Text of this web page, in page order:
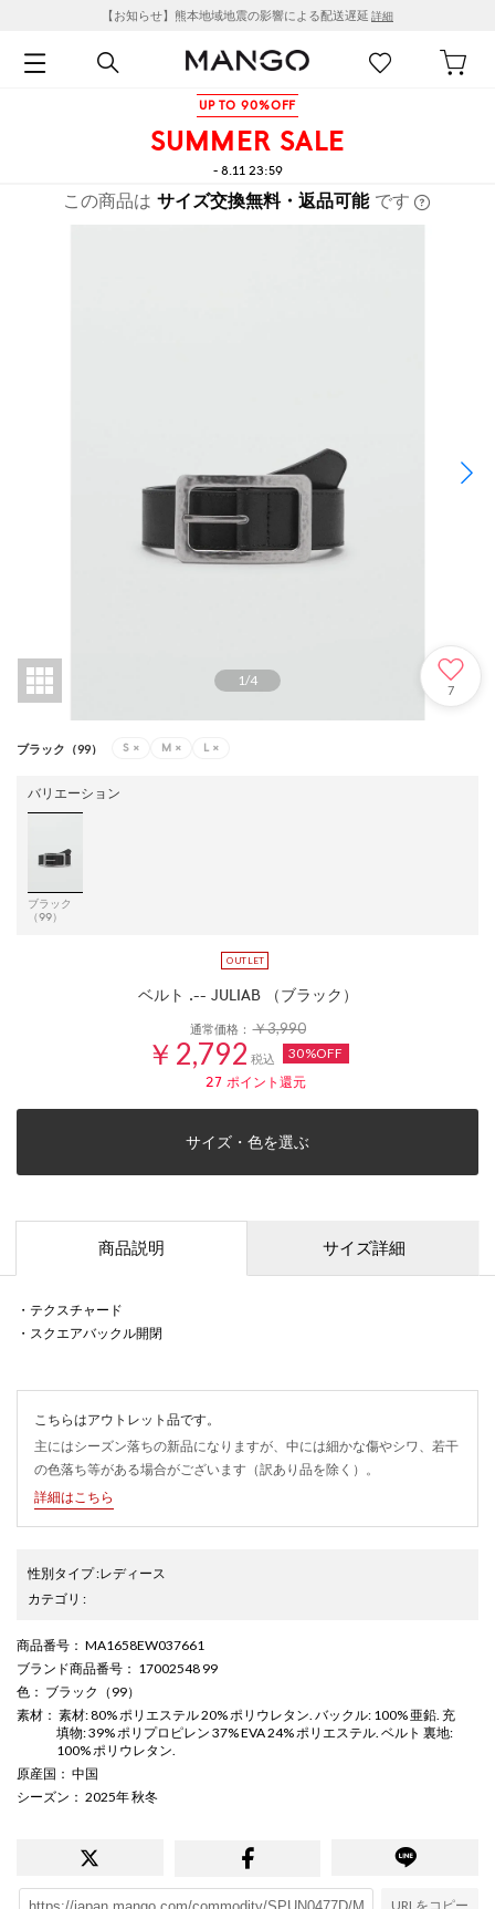
【お知らせ】熊本地域地震の影響による配送遅延 詳細
UP TO 90%OFF
SUMMER SALE
- 8.11 23:59
この商品は サイズ交換無料・返品可能 です
1/4
7
ブラック（99） S × M × L ×
バリエーション
ブラック
（99）
ベルト .-- JULIAB （ブラック）
通常価格：￥3,990
￥2,792 税込 30%OFF
27 ポイント還元
サイズ・色を選ぶ
商品説明 サイズ詳細
・テクスチャード
・スクエアバックル開閉
こちらはアウトレット品です。
主にはシーズン落ちの新品になりますが、中には細かな傷やシワ、若干
の色落ち等がある場合がございます（訳あり品を除く）。
詳細はこちら
性別タイプ:レディース
カテゴリ :
商品番号 ： MA1658EW037661
ブランド商品番号 ： 17002548 99
色 ： ブラック（99）
素材 ： 素材: 80% ポリエステル 20% ポリウレタン. バックル: 100% 亜鉛. 充
填物: 39% ポリプロピレン 37% EVA 24% ポリエステル. ベルト 裏地:
100% ポリウレタン.
原産国 ： 中国
シーズン ： 2025年 秋冬
URLをコピー